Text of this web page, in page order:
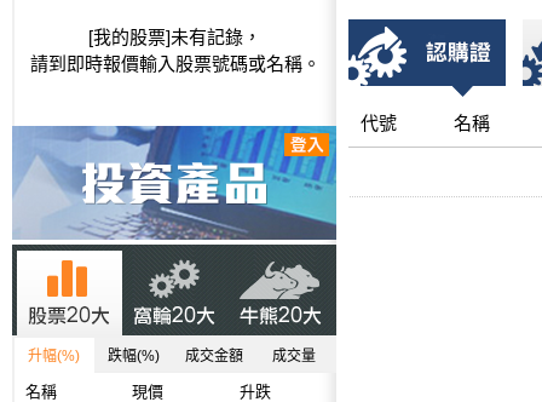
[我的股票]未有記錄，
請到即時報價輸入股票號碼或名稱。
升幅(%) 跌幅(%) 成交金額 成交量
名稱 現價 升跌
代號 名稱